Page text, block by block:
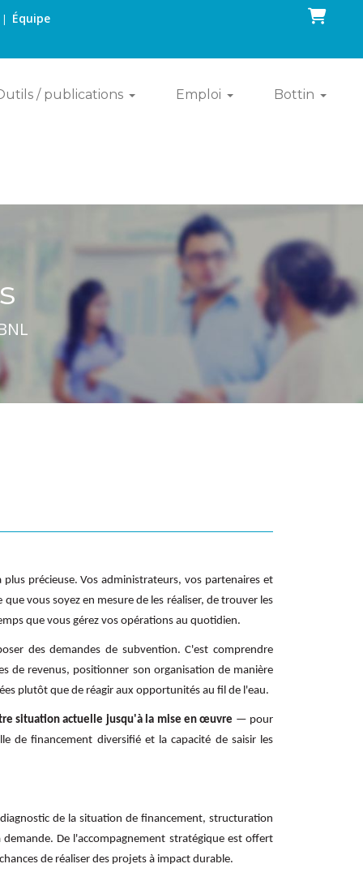
Équipe Panier
/ publications Emploi Bottin
précieuse. Vos administrateurs, vos partenaires et
vous soyez en mesure de les réaliser, de trouver les
que vous gérez vos opérations au quotidien.
des demandes de subvention. C'est comprendre
de revenus, positionner son organisation de manière
plutôt que de réagir aux opportunités au fil de l'eau.
situation actuelle jusqu'à la mise en œuvre — pour
de financement diversifié et la capacité de saisir les
de la situation de financement, structuration
De l'accompagnement stratégique est offert
de réaliser des projets à impact durable.